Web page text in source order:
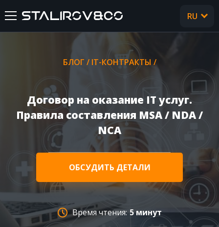
УСЛУГИ
КЕЙСЫ
CТАТЬИ
FAQ
RU
БЛОГ / IT-КОНТРАКТЫ /
Договор на оказание IT услуг.
Правила составления MSA / NDA /
NCA
ОБСУДИТЬ ДЕТАЛИ
Время чтения: 5 минут